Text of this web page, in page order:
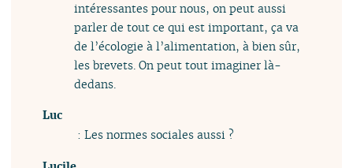
intéressantes pour nous, on peut aussi
parler de tout ce qui est important, ça va
de l’écologie à l’alimentation, à bien sûr,
les brevets. On peut tout imaginer là-
dedans.
Luc
: Les normes sociales aussi ?